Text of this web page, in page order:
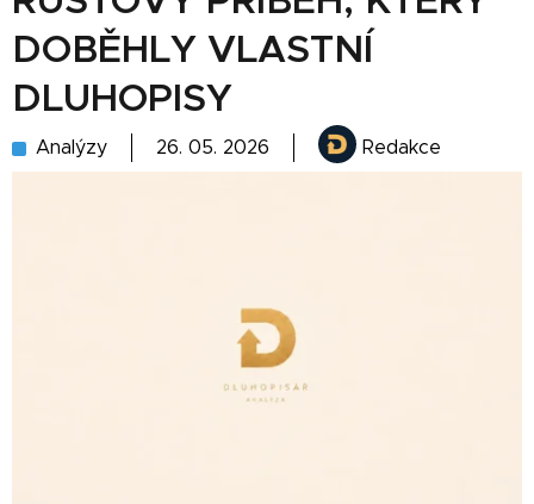
DOBĚHLY VLASTNÍ
DLUHOPISY
Analýzy 26. 05. 2026 Redakce